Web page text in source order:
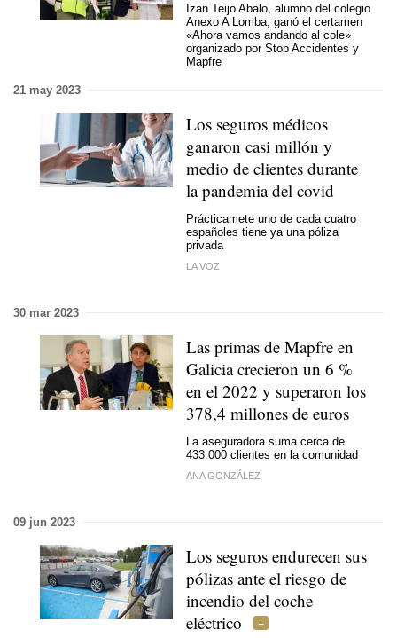
Izan Teijo Abalo, alumno del colegio
Anexo A Lomba, ganó el certamen
«Ahora vamos andando al cole»
organizado por Stop Accidentes y
Mapfre
21 may 2023
Los seguros médicos
ganaron casi millón y
medio de clientes durante
la pandemia del covid
Prácticamete uno de cada cuatro
españoles tiene ya una póliza
privada
LA VOZ
30 mar 2023
Las primas de Mapfre en
Galicia crecieron un 6 %
en el 2022 y superaron los
378,4 millones de euros
La aseguradora suma cerca de
433.000 clientes en la comunidad
ANA GONZÁLEZ
09 jun 2023
Los seguros endurecen sus
pólizas ante el riesgo de
incendio del coche
eléctrico